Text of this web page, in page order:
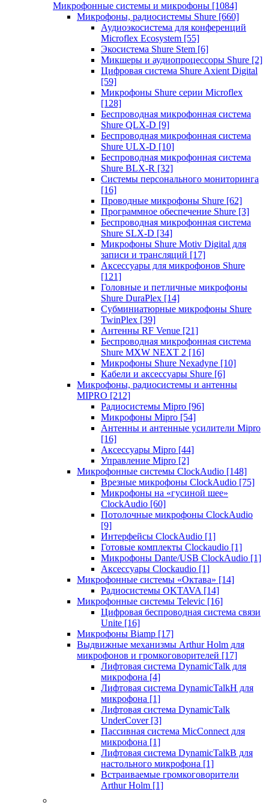
Микрофонные системы и микрофоны [1084]
Микрофоны, радиосистемы Shure [660]
Аудиоэкосистема для конференций
Microflex Ecosystem [55]
Экосистема Shure Stem [6]
Микшеры и аудиопроцессоры Shure [2]
Цифровая система Shure Axient Digital
[59]
Микрофоны Shure серии Microflex
[128]
Беспроводная микрофонная система
Shure QLX-D [9]
Беспроводная микрофонная система
Shure ULX-D [10]
Беспроводная микрофонная система
Shure BLX-R [32]
Системы персонального мониторинга
[16]
Проводные микрофоны Shure [62]
Программное обеспечение Shure [3]
Беспроводная микрофонная система
Shure SLX-D [34]
Микрофоны Shure Motiv Digital для
записи и трансляций [17]
Аксессуары для микрофонов Shure
[121]
Головные и петличные микрофоны
Shure DuraPlex [14]
Субминиатюрные микрофоны Shure
TwinPlex [39]
Антенны RF Venue [21]
Беспроводная микрофонная система
Shure MXW NEXT 2 [16]
Микрофоны Shure Nexadyne [10]
Кабели и аксессуары Shure [6]
Микрофоны, радиосистемы и антенны
MIPRO [212]
Радиосистемы Mipro [96]
Микрофоны Mipro [54]
Антенны и антенные усилители Mipro
[16]
Аксессуары Mipro [44]
Управление Mipro [2]
Микрофонные системы ClockAudio [148]
Врезные микрофоны ClockAudio [75]
Микрофоны на «гусиной шее»
ClockAudio [60]
Потолочные микрофоны ClockAudio
[9]
Интерфейсы ClockAudio [1]
Готовые комплекты Clockaudio [1]
Микрофоны Dante/USB ClockAudio [1]
Аксессуары Clockaudio [1]
Микрофонные системы «Октава» [14]
Радиосистемы OKTAVA [14]
Микрофонные системы Televic [16]
Цифровая беспроводная система связи
Unite [16]
Микрофоны Biamp [17]
Выдвижные механизмы Arthur Holm для
микрофонов и громкоговорителей [17]
Лифтовая система DynamicTalk для
микрофона [4]
Лифтовая система DynamicTalkH для
микрофона [1]
Лифтовая система DynamicTalk
UnderCover [3]
Пассивная система MicConnect для
микрофона [1]
Лифтовая система DynamicTalkB для
настольного микрофона [1]
Встраиваемые громкоговорители
Arthur Holm [1]